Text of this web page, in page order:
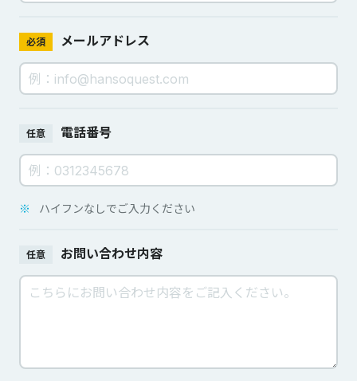
必須 メールアドレス
任意 電話番号
※ ハイフンなしでご入力ください
任意 お問い合わせ内容